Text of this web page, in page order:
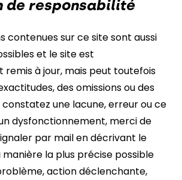
de responsabilité
contenues sur ce site sont aussi
et le site est
remis à jour, mais peut toutefois
des omissions ou des
constatez une lacune, erreur ou ce
dysfonctionnement, merci de
par mail en décrivant le
la plus précise possible
action déclenchante,